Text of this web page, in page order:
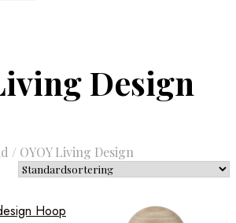
Design
/ OYOY Living Design